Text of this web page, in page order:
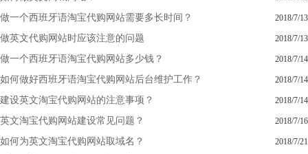
做一个西班牙语淘宝代购网站需要多长时间？ 2018/7/13
做英文代购网站时应该注意的问题 2018/7/13
做一个西班牙语淘宝代购网站多少钱？ 2018/7/14
如何做好西班牙语淘宝代购网站后台维护工作？ 2018/7/14
建设英文淘宝代购网站的注意事项？ 2018/7/14
英文淘宝代购网站建设常见问题？ 2018/7/16
如何为英文淘宝代购网站取域名？ 2018/7/21